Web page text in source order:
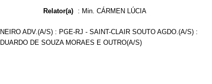
Relator(a) : Min. CÁRMEN LÚCIA
ADV.(A/S) : PGE-RJ - SAINT-CLAIR SOUTO AGDO.(A/S) :
DE SOUZA MORAES E OUTRO(A/S)